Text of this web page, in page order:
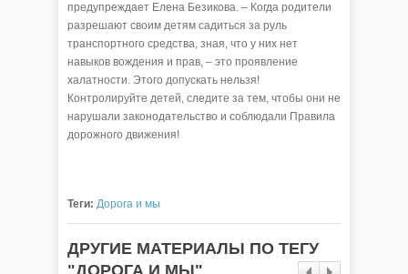
предупреждает Елена Безикова. – Когда родители
разрешают своим детям садиться за руль
транспортного средства, зная, что у них нет
навыков вождения и прав, – это проявление
халатности. Этого допускать нельзя!
Контролируйте детей, следите за тем, чтобы они не
нарушали законодательство и соблюдали Правила
дорожного движения!
Теги: Дорога и мы
ДРУГИЕ МАТЕРИАЛЫ ПО ТЕГУ
"ДОРОГА И МЫ"